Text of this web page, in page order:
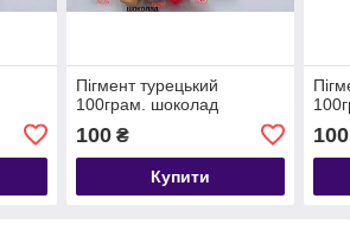
Пігмент турецький
100грам. шоколад
100₴
Купити
100